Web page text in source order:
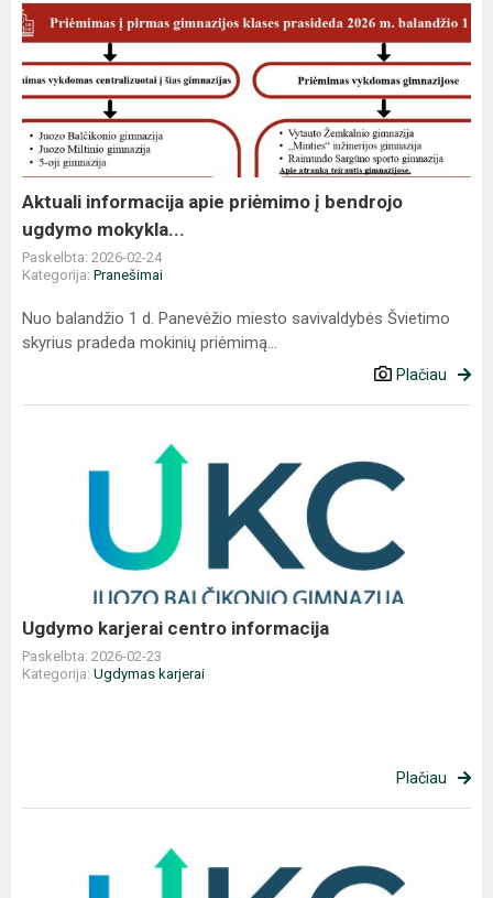
Aktuali
informacija
apie
priėmimo
į
bendrojo
ugdymo
mokykla...
Aktuali informacija apie priėmimo į bendrojo
ugdymo mokykla...
Paskelbta: 2026-02-24
Kategorija: Pranešimai
Nuo balandžio 1 d. Panevėžio miesto savivaldybės Švietimo
skyrius pradeda mokinių priėmimą...
Plačiau
Ugdymo karjerai centro informacija
Paskelbta: 2026-02-23
Kategorija: Ugdymas karjerai
Plačiau